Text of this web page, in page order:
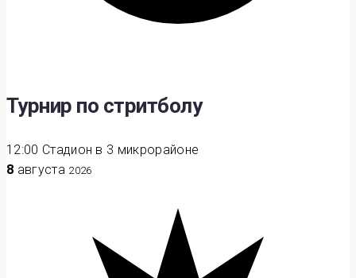
Турнир по стритболу
12:00 Стадион в 3 микрорайоне
8 августа 2026